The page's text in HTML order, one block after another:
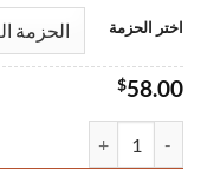
اختر الحزمة
$58.00